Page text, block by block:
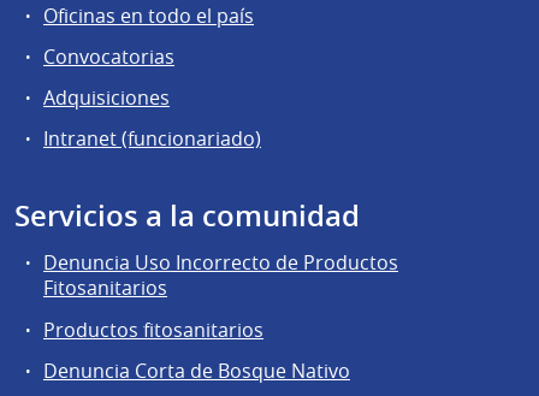
Oficinas en todo el país
Convocatorias
Adquisiciones
Intranet (funcionariado)
Servicios a la comunidad
Denuncia Uso Incorrecto de Productos
Fitosanitarios
Productos fitosanitarios
Denuncia Corta de Bosque Nativo